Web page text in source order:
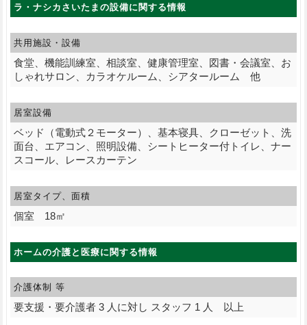
ラ・ナシカさいたまの設備に関する情報
共用施設・設備
食堂、機能訓練室、相談室、健康管理室、図書・会議室、お
しゃれサロン、カラオケルーム、シアタールーム 他
居室設備
ベッド（電動式２モーター）、基本寝具、クローゼット、洗
面台、エアコン、照明設備、シートヒーター付トイレ、ナー
スコール、レースカーテン
居室タイプ、面積
個室 18㎡
ホームの介護と医療に関する情報
介護体制 等
要支援・要介護者 3 人に対し スタッフ 1 人 以上